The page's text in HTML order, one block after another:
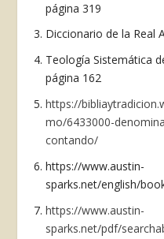
página 319
Diccionario de la Real
Teología Sistemática
página 162
https://
mo/6433000-
contando/
https://www.austin-
sparks.net/english/
https://www.austin-
sparks.net/pdf/